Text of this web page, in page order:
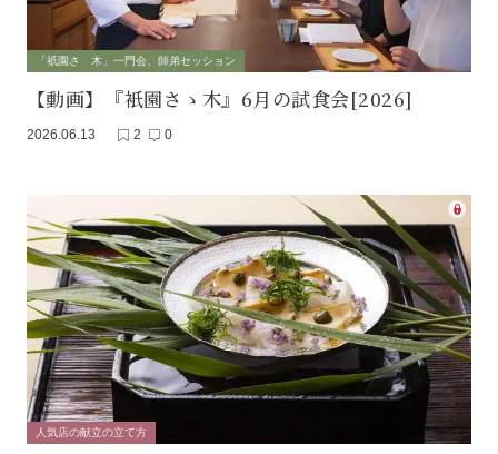
「祇園さゝ木」一門会、師弟セッション
【動画】『衹園さゝ木』6月の試食会[2026]
2026.06.13 2 0
人気店の献立の立て方